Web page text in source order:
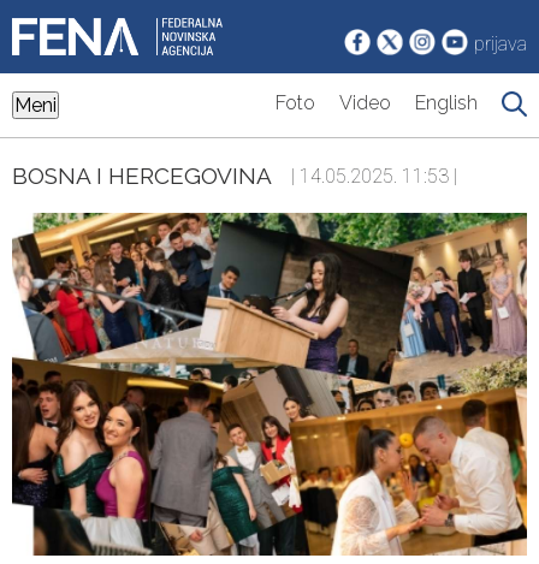
prijava
Meni Foto Video English
BOSNA I HERCEGOVINA | 14.05.2025. 11:53 |